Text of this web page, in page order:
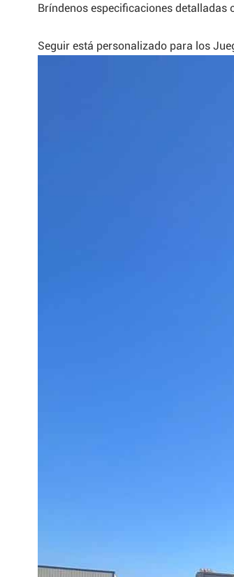
Bríndenos especificaciones
Seguir está personalizado para los